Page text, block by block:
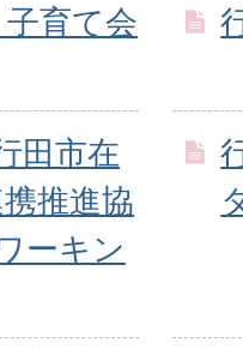
育て会
田市在
推進協
ーキン